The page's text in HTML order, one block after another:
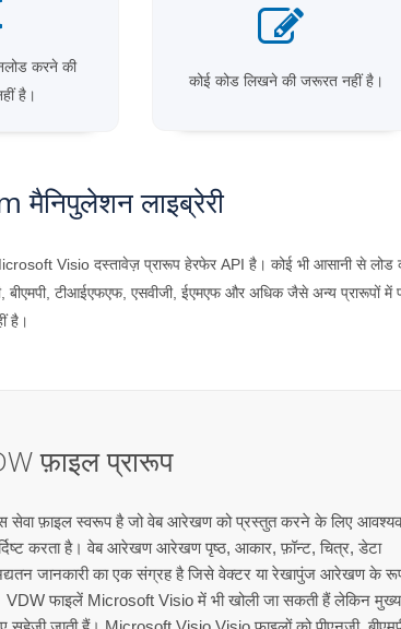
करने की
है।
कोई कोड लिखने की जरूरत नहीं है।
मैनिपुलेशन लाइब्रेरी
Visio दस्तावेज़ प्रारूप हेरफेर API है। कोई भी आसानी से लोड
बीएमपी, टीआईएफएफ, एसवीजी, ईएमएफ और अधिक जैसे अन्य
है।
फ़ाइल प्रारूप
सेवा फ़ाइल स्वरूप है जो वेब आरेखण को प्रस्तुत करने के लिए
करता है। वेब आरेखण आरेखण पृष्ठ, आकार, फ़ॉन्ट, चित्र, डेटा
जानकारी का एक संग्रह है जिसे वेक्टर या रेखापुंज आरेखण के
VDW फाइलें Microsoft Visio में भी खोली जा सकती हैं लेकिन मुख्य